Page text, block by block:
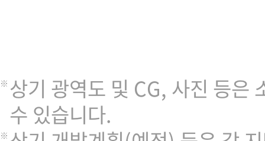
상기 광역도 및 CG, 사진 등은
수 있습니다.